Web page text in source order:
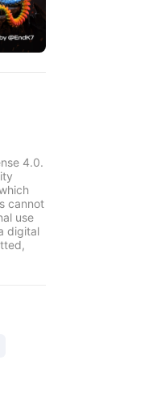
4.0.
cannot
use
digital